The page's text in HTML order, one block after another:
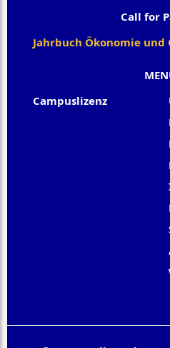
Campuslizenz
Call for
Jahrbuch Ökonomie und